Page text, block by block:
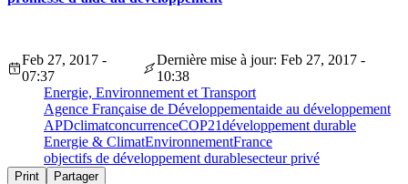
Feb 27, 2017 -
07:37
Dernière mise à jour: Feb 27, 2017 -
10:38
Energie, Environnement et Transport
Agence Française de Développementaide au développement
APDclimatconcurrenceCOP21développement durable
Energie & ClimatEnvironnementFrance
objectifs de développement durablesecteur privé
Print Partager